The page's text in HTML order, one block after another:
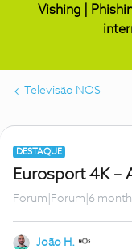
Vishing |
Televisão NOS
DESTAQUE
Eurosport 4K –
Forum|Forum|6
João H.